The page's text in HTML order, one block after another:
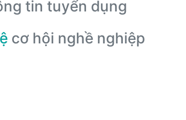
tin tuyển dụng
cơ hội nghề nghiệp